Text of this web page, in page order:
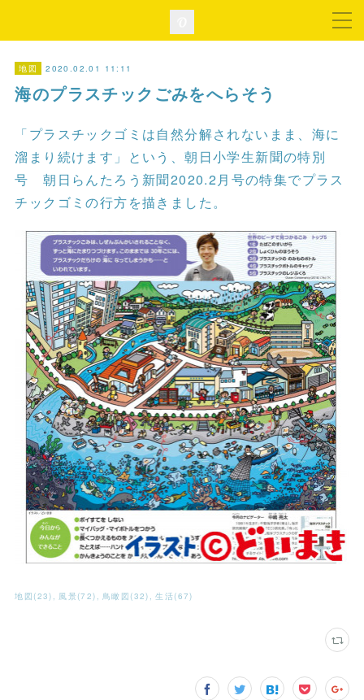
地図 2020.02.01 11:11
海のプラスチックごみをへらそう
「プラスチックゴミは自然分解されないまま、海に
溜まり続けます」という、朝日小学生新聞の特別
号 朝日らんたろう新聞2020.2月号の特集でプラス
チックゴミの行方を描きました。
地図 (23) 風景(72) 鳥瞰図 (32) 生活(67)